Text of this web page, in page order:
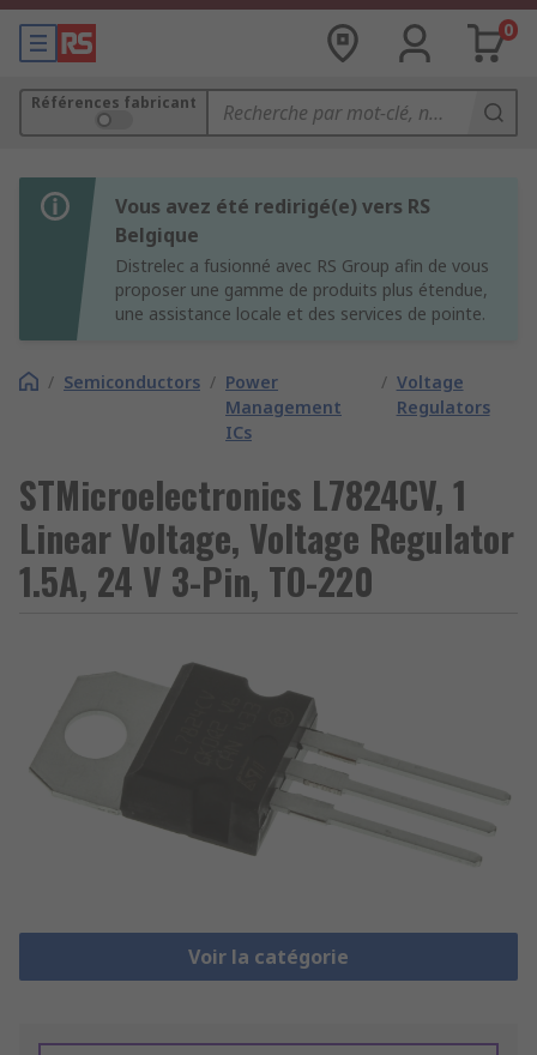
0
Références fabricant
Vous avez été redirigé(e) vers RS
Belgique
Distrelec a fusionné avec RS Group afin de vous
proposer une gamme de produits plus étendue,
une assistance locale et des services de pointe.
/ Semiconductors / Power
Management
ICs
/ Voltage
Regulators
STMicroelectronics L7824CV, 1
Linear Voltage, Voltage Regulator
1.5A, 24 V 3-Pin, TO-220
Voir la catégorie